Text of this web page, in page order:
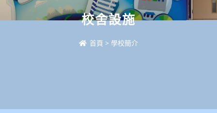
校舍設施
首頁 > 學校簡介